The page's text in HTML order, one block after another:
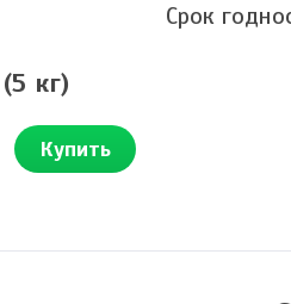
(5 кг)
Купить
Срок